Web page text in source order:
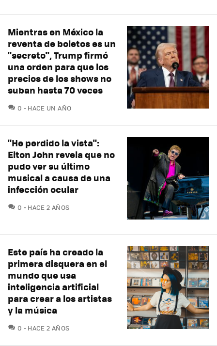
Mientras en México la
reventa de boletos es un
"secreto", Trump firmó
una orden para que los
precios de los shows no
suban hasta 70 veces
0 COMENTARIOS
HACE UN AÑO
"He perdido la vista":
Elton John revela que no
pudo ver su último
musical a causa de una
infección ocular
0 COMENTARIOS
HACE 2 AÑOS
Este país ha creado la
primera disquera en el
mundo que usa
inteligencia artificial
para crear a los artistas
y la música
0 COMENTARIOS
HACE 2 AÑOS